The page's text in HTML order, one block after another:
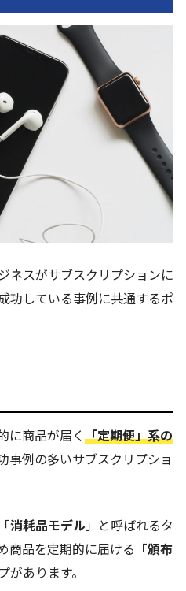
ネスがサブスクリプションに
功している事例に共通するポ
に商品が届く「定期便」系の
事例の多いサブスクリプショ
消耗品モデル」と呼ばれるタ
商品を定期的に届ける「頒布
があります。